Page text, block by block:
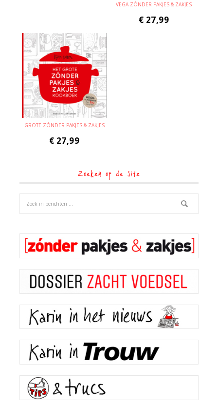
VEGA ZÓNDER PAKJES & ZAKJES
€ 27,99
GROTE ZÓNDER PAKJES & ZAKJES
€ 27,99
Zoeken op de site